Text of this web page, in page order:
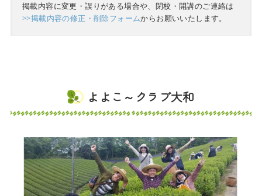
掲載内容に変更・誤りがある場合や、閉校・開講のご連絡は
>>掲載内容の修正・削除フォームからお願いいたします。
よよこ～クラブ大和